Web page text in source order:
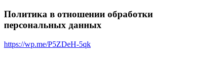
Политика в отношении обработки
персональных данных
https://wp.me/P5ZDeH-5qk